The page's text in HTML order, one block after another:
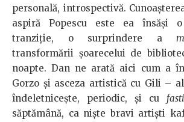
personală, introspectivă.
aspiră Popescu este ea însăşi
tranziţie, o surprindere a
transformării şoarecelui de
noapte. Dan ne arată aici cum a
Gorzo şi asceza artistică cu Gili –
îndeletniceşte, periodic, şi cu
săptămână, ca nişte bravi artişti